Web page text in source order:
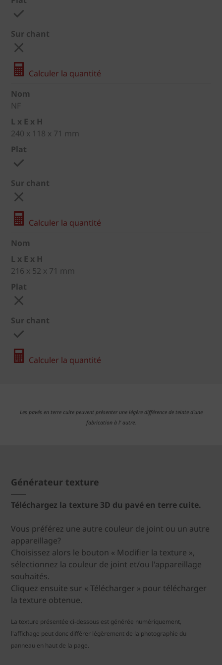
Sur chant
Calculer la quantité
Nom
NF
L x E x H
240 x 118 x 71 mm
Plat
Sur chant
Calculer la quantité
Nom
L x E x H
216 x 52 x 71 mm
Plat
Sur chant
Calculer la quantité
Les pavés en terre cuite peuvent présenter une légère différence de teinte d'une
fabrication à l' autre.
Générateur texture
Téléchargez la texture 3D du pavé en terre cuite.
Vous préférez une autre couleur de joint ou un autre
appareillage?
Choisissez alors le bouton « Modifier la texture »,
sélectionnez la couleur de joint et/ou l'appareillage
souhaités.
Cliquez ensuite sur « Télécharger » pour télécharger
la texture obtenue.
La texture présentée ci-dessous est générée numériquement,
l'affichage peut donc différer légèrement de la photographie du
panneau en haut de la page.